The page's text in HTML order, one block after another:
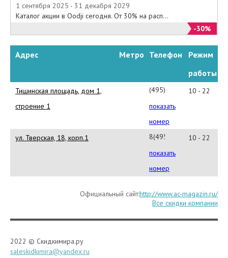
1 сентября 2025 - 31 декабря 2029
Каталог акции в Oodji сегодня. От 30% на расп...
-30%
Адрес Метро Телефон
Режим
работы
Тишинская площадь, дом 1,
строение 1
(495)
933-
75-
95
показать
номер
10 - 22
ул. Тверская, 18, корп.1
8(495)
650-
75-
показать
номер
10 - 22
Официальный сайт:http://www.ac-magazin.ru/
Все скидки компании
2022 © Скидкимира.ру
saleskidkimira@yandex.ru